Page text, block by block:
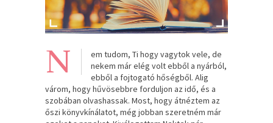
N
em tudom, Ti hogy vagytok vele, de
nekem már elég volt ebből a nyárból,
ebből a fojtogató hőségből. Alig
várom, hogy hűvösebbre forduljon az idő, és a
szobában olvashassak. Most, hogy átnéztem az
őszi könyvkínálatot, még jobban szeretném már